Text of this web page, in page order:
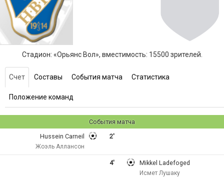
Стадион: «Орьянс Вол», вместимость: 15500 зрителей.
Счет Составы События матча Статистика
Положение команд
События матча
2'
Hussein Carneil
Жоэль Аллансон
4' Mikkel Ladefoged
Исмет Лушаку